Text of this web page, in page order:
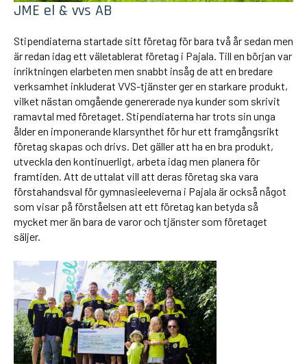
JME el & vvs AB
Stipendiaterna startade sitt företag för bara två år sedan men
är redan idag ett väletablerat företag i Pajala. Till en början var
inriktningen elarbeten men snabbt insåg de att en bredare
verksamhet inkluderat VVS-tjänster ger en starkare produkt,
vilket nästan omgående genererade nya kunder som skrivit
ramavtal med företaget. Stipendiaterna har trots sin unga
ålder en imponerande klarsynthet för hur ett framgångsrikt
företag skapas och drivs. Det gäller att ha en bra produkt,
utveckla den kontinuerligt, arbeta idag men planera för
framtiden. Att de uttalat vill att deras företag ska vara
förstahandsval för gymnasieeleverna i Pajala är också något
som visar på förståelsen att ett företag kan betyda så
mycket mer än bara de varor och tjänster som företaget
säljer.